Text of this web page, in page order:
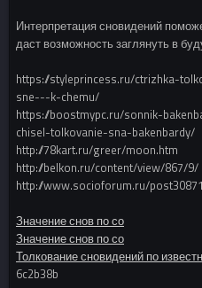
Интерпретация сновидений
даст возможность заглянуть в
https://styleprincess.ru/ctrizhka-
sne---k-chemu/
https://boostmypc.ru/sonnik-
chisel-tolkovanie-sna-bakenbardy/
http://78kart.ru/greer/moon.htm
http://belkon.ru/content/view/867/9/
http://www.socioforum.ru/
Значение снов по со
Значение снов по со
Толкование сновидений по
6c2b38b